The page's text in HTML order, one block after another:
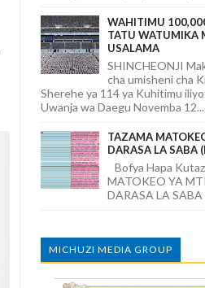
WAHITIMU
TATU WATUMIKA
USALAMA
SHINCHEONJI
cha umisheni cha
Sherehe ya 114 ya Kuhitimu
Uwanja wa Daegu Novemba 12...
TAZAMA
DARASA LA SABA
Bofya Hapa
MATOKEO YA
DARASA LA SABA
MICHUZI MEDIA GROUP